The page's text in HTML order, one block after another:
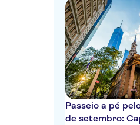
Passeio a pé
de setembro: